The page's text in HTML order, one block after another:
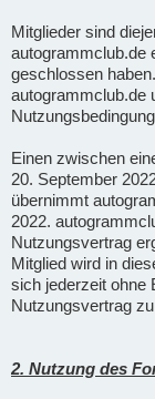
Mitglieder sind
autogrammclub.de
geschlossen
autogrammclub.de
Einen zwischen
20. September
übernimmt
2022.
Nutzungsvertrag
Mitglied wird in
sich jederzeit ohne
Nutzungsvertrag
2. Nutzung des